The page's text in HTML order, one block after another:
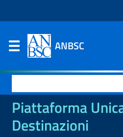
ANBSC
per:
Piattaforma
Destinazioni